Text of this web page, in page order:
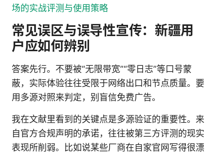
场的实战评测与使用策略
常见误区与误导性宣传：新疆用
户应如何辨别
答案先行。不要被“无限带宽”“零日志”等口号蒙
蔽，实际体验往往受限于网络出口和节点质量。要
用多源对照来判定，别盲信免费广告。
我在文献里看到的关键点是多源验证的重要性。来
自官方合规声明的承诺，往往被第三方评测的现实
表现所削弱。比如说某些厂商在自家官网写得很漂